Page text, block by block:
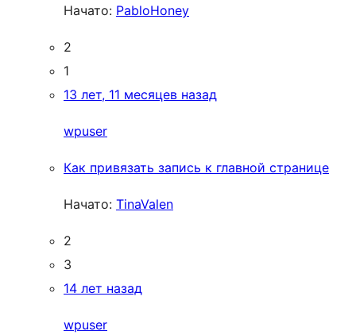
Начато: PabloHoney
2
1
13 лет, 11 месяцев назад
wpuser
Как привязать запись к главной странице
Начато: TinaValen
2
3
14 лет назад
wpuser